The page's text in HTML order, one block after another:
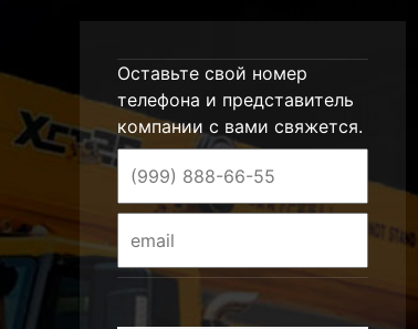
Оставьте свой номер
телефона и представитель
компании с вами свяжется.